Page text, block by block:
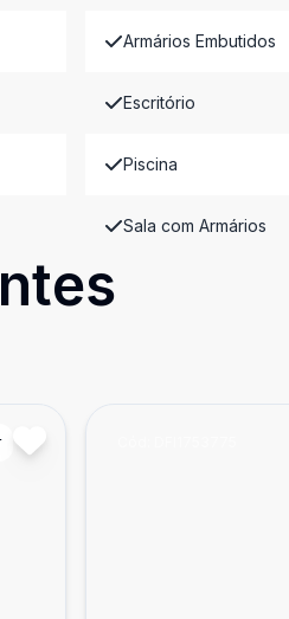
Armários Embutidos
Escritório
Piscina
Sala com Armários